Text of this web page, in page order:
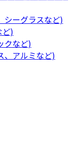
シーグラスなど)
ど)
クなど)
、アルミなど)